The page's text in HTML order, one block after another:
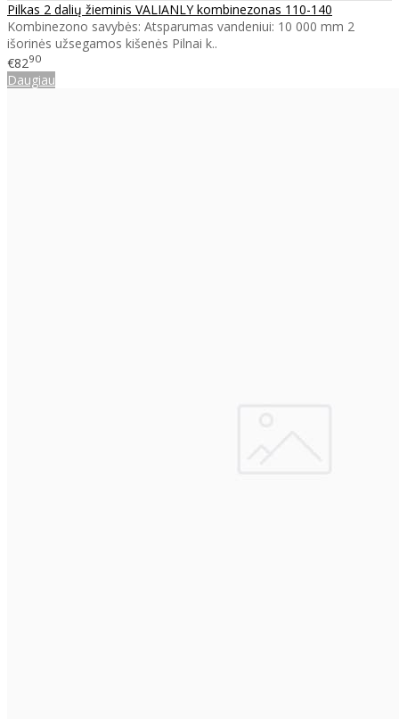
Pilkas 2 dalių žieminis VALIANLY kombinezonas 110-140
Kombinezono savybės: Atsparumas vandeniui: 10 000 mm 2
išorinės užsegamos kišenės Pilnai k..
€8290
Daugiau